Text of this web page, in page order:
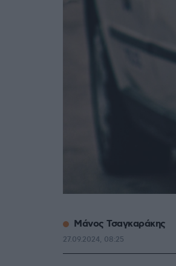
Μάνος Τσαγκαράκης
27.09.2024, 08:25